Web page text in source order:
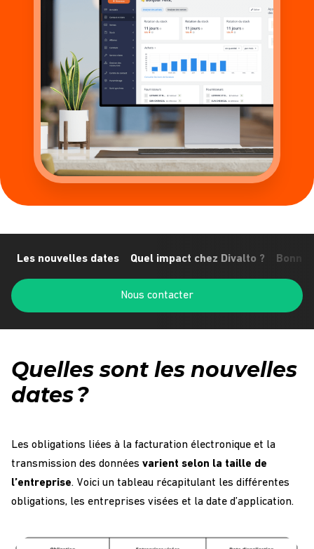
Les nouvelles dates Quel impact chez Divalto ? Bonne
Nous contacter
Quelles sont les nouvelles
dates ?
Les obligations liées à la facturation électronique et la
transmission des données varient selon la taille de
l’entreprise. Voici un tableau récapitulant les différentes
obligations, les entreprises visées et la date d’application.